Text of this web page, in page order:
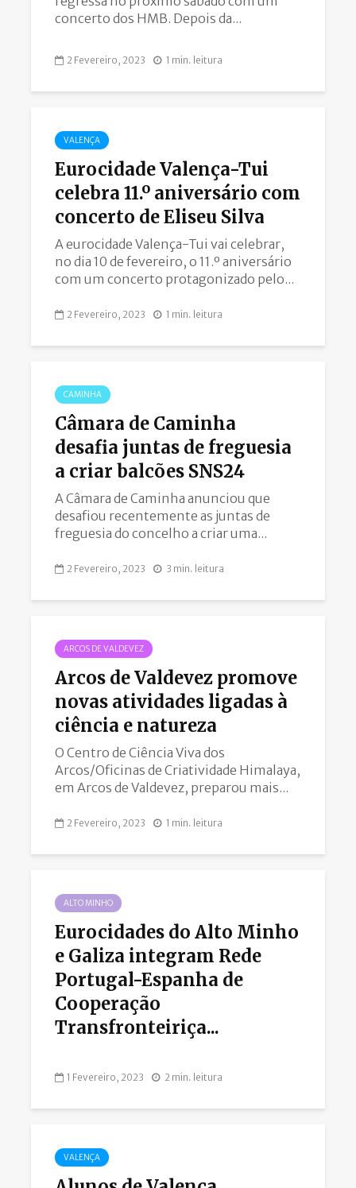
concerto dos HMB. Depois da...
2 Fevereiro, 2023 1 min. leitura
VALENÇA
Eurocidade Valença-Tui
celebra 11.º aniversário com
concerto de Eliseu Silva
A eurocidade Valença-Tui vai celebrar,
no dia 10 de fevereiro, o 11.º aniversário
com um concerto protagonizado pelo...
2 Fevereiro, 2023 1 min. leitura
CAMINHA
Câmara de Caminha
desafia juntas de freguesia
a criar balcões SNS24
A Câmara de Caminha anunciou que
desafiou recentemente as juntas de
freguesia do concelho a criar uma...
2 Fevereiro, 2023 3 min. leitura
ARCOS DE VALDEVEZ
Arcos de Valdevez promove
novas atividades ligadas à
ciência e natureza
O Centro de Ciência Viva dos
Arcos/Oficinas de Criatividade Himalaya,
em Arcos de Valdevez, preparou mais...
2 Fevereiro, 2023 1 min. leitura
ALTO MINHO
Eurocidades do Alto Minho
e Galiza integram Rede
Portugal-Espanha de
Cooperação
Transfronteiriça...
1 Fevereiro, 2023 2 min. leitura
VALENÇA